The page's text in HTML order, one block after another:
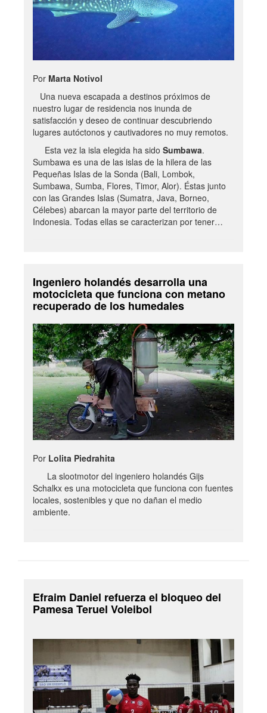
Por Marta Notivol
Una nueva escapada a destinos próximos de
nuestro lugar de residencia nos inunda de
satisfacción y deseo de continuar descubriendo
lugares autóctonos y cautivadores no muy remotos.
Esta vez la isla elegida ha sido Sumbawa.
Sumbawa es una de las islas de la hilera de las
Pequeñas Islas de la Sonda (Bali, Lombok,
Sumbawa, Sumba, Flores, Timor, Alor). Éstas junto
con las Grandes Islas (Sumatra, Java, Borneo,
Célebes) abarcan la mayor parte del territorio de
Indonesia. Todas ellas se caracterizan por tener…
Ingeniero holandés desarrolla una
motocicleta que funciona con metano
recuperado de los humedales
Por Lolita Piedrahita
La slootmotor del ingeniero holandés Gijs
Schalkx es una motocicleta que funciona con fuentes
locales, sostenibles y que no dañan el medio
ambiente.
Efraim Daniel refuerza el bloqueo del
Pamesa Teruel Voleibol